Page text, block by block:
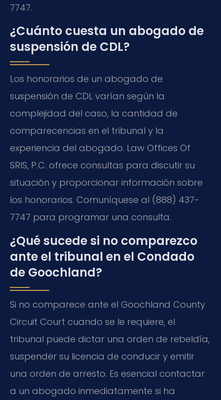
7747.
¿Cuánto cuesta un abogado de
suspensión de CDL?
Los honorarios de un abogado de
suspensión de CDL varían según la
complejidad del caso, la cantidad de
comparecencias en el tribunal y la
experiencia del abogado. Law Offices Of
SRIS, P.C. ofrece consultas para discutir su
situación y proporcionar información sobre
los honorarios. Comuníquese al (888) 437-
7747 para programar una consulta.
¿Qué sucede si no comparezco
ante el tribunal en el Condado
de Goochland?
Si no comparece ante el Goochland County
Circuit Court cuando se le requiere, el
tribunal puede dictar una orden de rebeldía,
suspender su licencia de conducir y emitir
una orden de arresto. Es esencial contactar
a un abogado inmediatamente si ha